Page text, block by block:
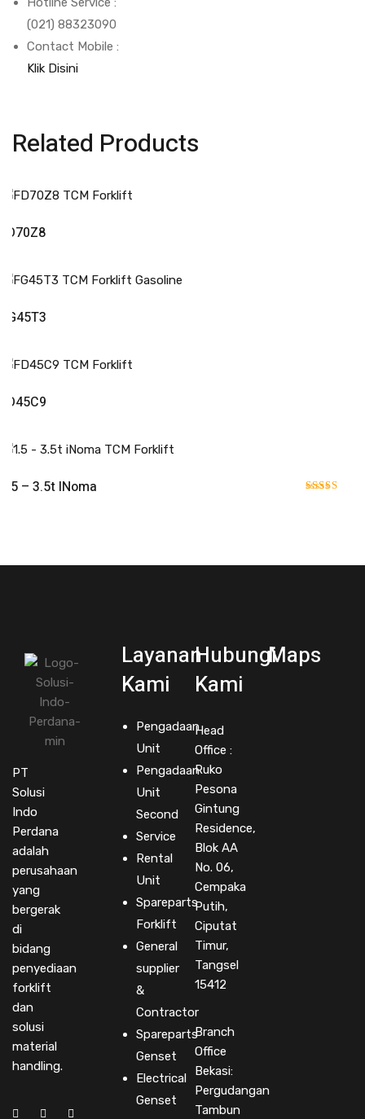
(021) 88323090
Contact Mobile :
Klik Disini
Related Products
FD70Z8
FG45T3
FD45C9
1.5 – 3.5t INoma
PT
Solusi
Indo
Perdana
adalah
perusahaan
yang
bergerak
di
bidang
penyediaan
forklift
dan
solusi
material
handling.
Layanan
Kami
Pengadaan
Unit
Pengadaan
Unit
Second
Service
Rental
Unit
Spareparts
Forklift
General
supplier
&
Contractor
Spareparts
Genset
Electrical
Genset
Hubungi
Kami
Head
Office :
Ruko
Pesona
Gintung
Residence,
Blok AA
No. 06,
Cempaka
Putih,
Ciputat
Timur,
Tangsel
15412
Branch
Office
Bekasi:
Pergudangan
Tambun
Maps